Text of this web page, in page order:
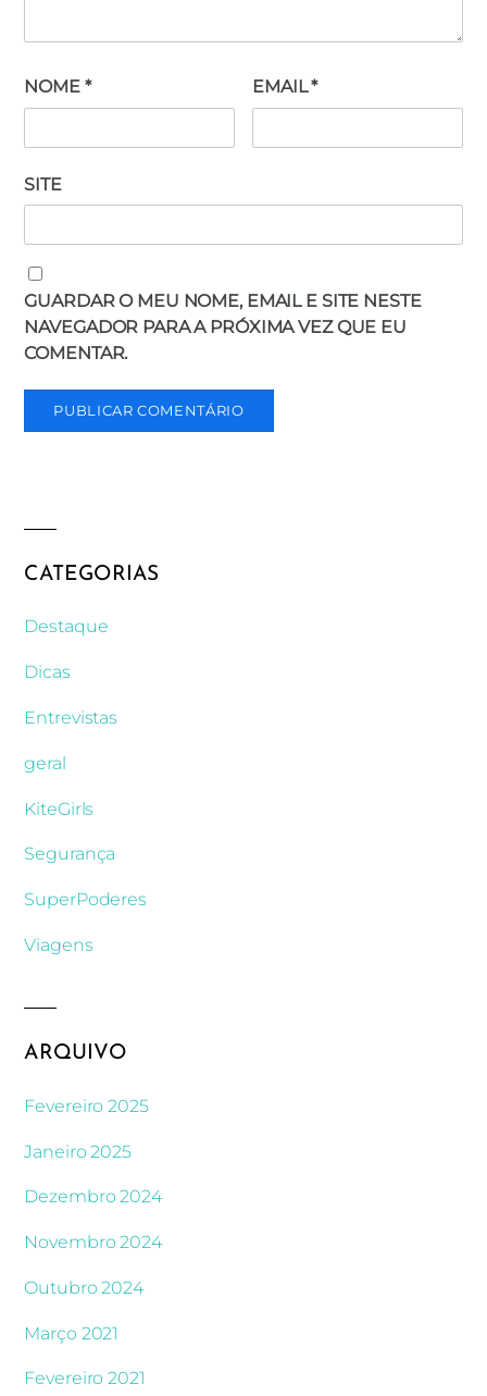
NOME * EMAIL*
SITE
GUARDAR O MEU NOME, EMAIL E SITE NESTE
NAVEGADOR PARA A PRÓXIMA VEZ QUE EU
COMENTAR.
CATEGORIAS
Destaque
Dicas
Entrevistas
geral
KiteGirls
Segurança
SuperPoderes
Viagens
ARQUIVO
Fevereiro 2025
Janeiro 2025
Dezembro 2024
Novembro 2024
Outubro 2024
Março 2021
Fevereiro 2021